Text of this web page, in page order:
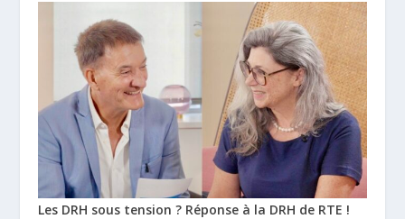
Les DRH sous tension ? Réponse à la DRH de RTE !